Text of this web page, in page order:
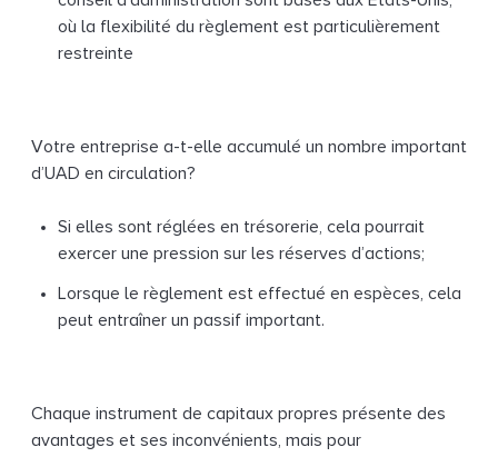
où la flexibilité du règlement est particulièrement
restreinte
Votre entreprise a-t-elle accumulé un nombre important
d’UAD en circulation?
Si elles sont réglées en trésorerie, cela pourrait
exercer une pression sur les réserves d’actions;
Lorsque le règlement est effectué en espèces, cela
peut entraîner un passif important.
Chaque instrument de capitaux propres présente des
avantages et ses inconvénients, mais pour